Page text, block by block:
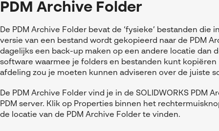
PDM Archive Folder
De PDM Archive Folder bevat de ‘fysieke’ bestanden
versie van een bestand wordt gekopieerd naar de PDM
dagelijks een back-up maken op een andere locatie dan
software waarmee je folders en bestanden kunt kopiëren
afdeling zou je moeten kunnen adviseren over de juiste
De PDM Archive Folder vind je in de SOLIDWORKS PDM
PDM server. Klik op Properties binnen het
de locatie van de PDM Archive Folder te vinden.